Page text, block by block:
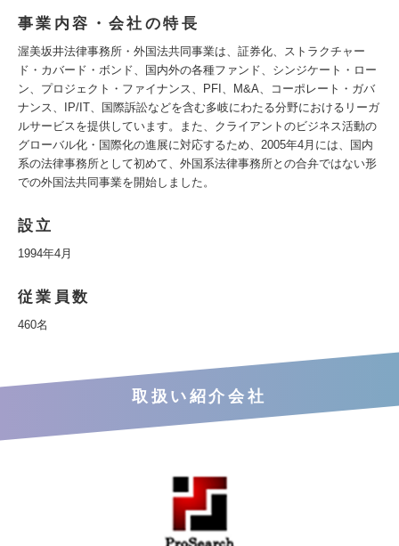
事業内容・会社の特長
渥美坂井法律事務所・外国法共同事業は、証券化、ストラクチャー
ド・カバード・ボンド、国内外の各種ファンド、シンジケート・ロー
ン、プロジェクト・ファイナンス、PFI、M&A、コーポレート・ガバ
ナンス、IP/IT、国際訴訟などを含む多岐にわたる分野におけるリーガ
ルサービスを提供しています。また、クライアントのビジネス活動の
グローバル化・国際化の進展に対応するため、2005年4月には、国内
系の法律事務所として初めて、外国系法律事務所との合弁ではない形
での外国法共同事業を開始しました。
設立
1994年4月
従業員数
460名
取扱い紹介会社